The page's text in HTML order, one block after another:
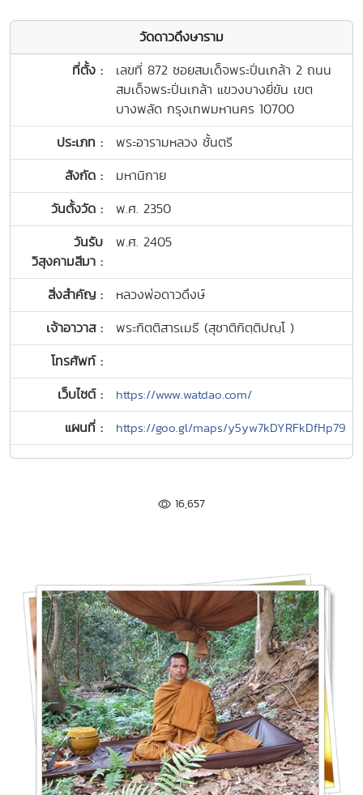
วัดดาวดึงษาราม
ที่ตั้ง :
เลขที่ 872 ซอยสมเด็จพระปิ่นเกล้า 2 ถนน
สมเด็จพระปิ่นเกล้า แขวงบางยี่ขัน เขต
บางพลัด กรุงเทพมหานคร 10700
ประเภท :
พระอารามหลวง ชั้นตรี
สังกัด :
มหานิกาย
วันตั้งวัด :
พ.ศ. 2350
วันรับ
วิสุงคามสีมา :
พ.ศ. 2405
สิ่งสำคัญ :
หลวงพ่อดาวดึงษ์
เจ้าอาวาส :
พระกิตติสารเมธี (สุชาติกิตฺติปญฺโ )
โทรศัพท์ :
เว็บไซต์ :
https://www.watdao.com/
แผนที่ : https://goo.gl/maps/y5yw7kDYRFkDfHp79
16,657